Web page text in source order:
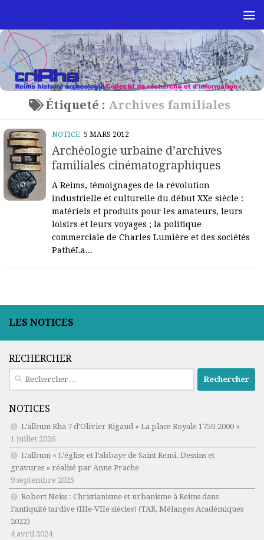
Étiqueté : Archives familiales
NOTICE 5 MARS 2012
Archéologie urbaine d’archives
familiales cinématographiques
A Reims, témoignages de la révolution
industrielle et culturelle du début XXe siècle :
matériels et produits pour les amateurs, leurs
loisirs et leurs voyages ; la politique
commerciale de Charles Lumière et des sociétés
PathéLa...
LES NOTICES
RECHERCHER
Rechercher :
NOTICES
L’album Rha 7 d’Olivier Rigaud « La place Royale 1750-2000 »
1 juillet 2026
L’album « L’église et l’abbaye de Saint Remi. Dessins et
gravures » réalisé par Anne Prache
9 septembre 2025
Robert Neiss : Christianisme et urbanisme à Reims dans
l’antiquité tardive (IIIe-VIIe siècles) (TAR, Mélanges Académiques
2022)
4 avril 2024